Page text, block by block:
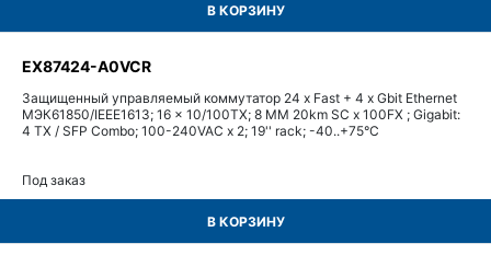
В КОРЗИНУ
EX87424-A0VCR
Защищенный управляемый коммутатор 24 x Fast + 4 x Gbit Ethernet
МЭК61850/IEEE1613; 16 x 10/100TX; 8 MM 20km SC x 100FX ; Gigabit:
4 TX / SFP Combo; 100-240VAC x 2; 19'' rack; -40..+75°C
Под заказ
В КОРЗИНУ